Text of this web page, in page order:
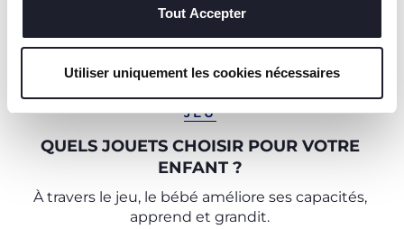
Tout Accepter
Utiliser uniquement les cookies nécessaires
JEU
QUELS JOUETS CHOISIR POUR VOTRE
ENFANT ?
À travers le jeu, le bébé améliore ses capacités,
apprend et grandit.